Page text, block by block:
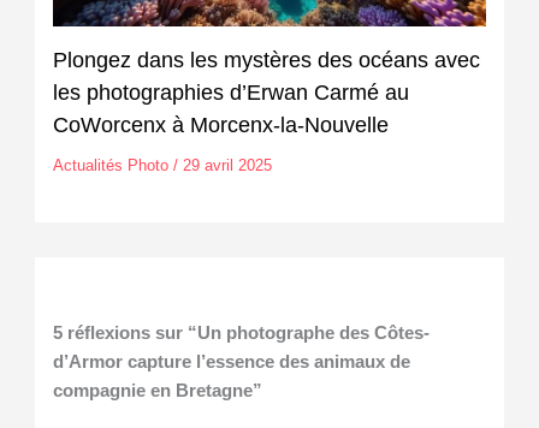
Plongez dans les mystères des océans avec
les photographies d’Erwan Carmé au
CoWorcenx à Morcenx-la-Nouvelle
Actualités Photo/ 29 avril 2025
5 réflexions sur “Un photographe des Côtes-
d’Armor capture l’essence des animaux de
compagnie en Bretagne”